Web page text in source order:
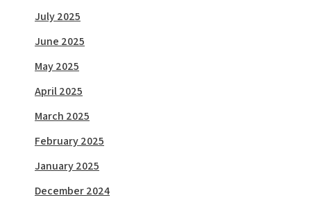
July 2025
June 2025
May 2025
April 2025
March 2025
February 2025
January 2025
December 2024